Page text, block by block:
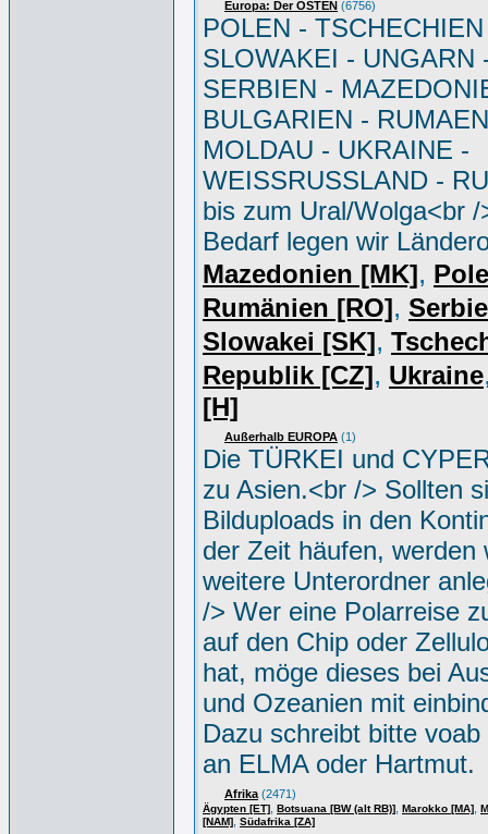
Europa: Der OSTEN (6756)
POLEN -
SLOWAKEI - UNGARN
SERBIEN -
BULGARIEN -
MOLDAU - UKRAINE -
WEISSRUSSLAND -
bis zum Ural/Wolga<br /
Bedarf legen wir
Mazedonien [MK],
Rumänien [RO],
Slowakei [SK],
Republik [CZ], Ukraine
[H]
Außerhalb EUROPA (1)
Die TÜRKEI und
zu Asien.<br /> Sollten
Bilduploads in den
der Zeit häufen, werden
weitere Unterordner
/> Wer eine Polarreise
auf den Chip oder
hat, möge dieses bei
und Ozeanien mit
Dazu schreibt bitte
an ELMA oder Hartmut.
Afrika (2471)
Ägypten [ET] Botsuana [BW (alt RB)] Marokko [MA]
[NAM] Südafrika [ZA]